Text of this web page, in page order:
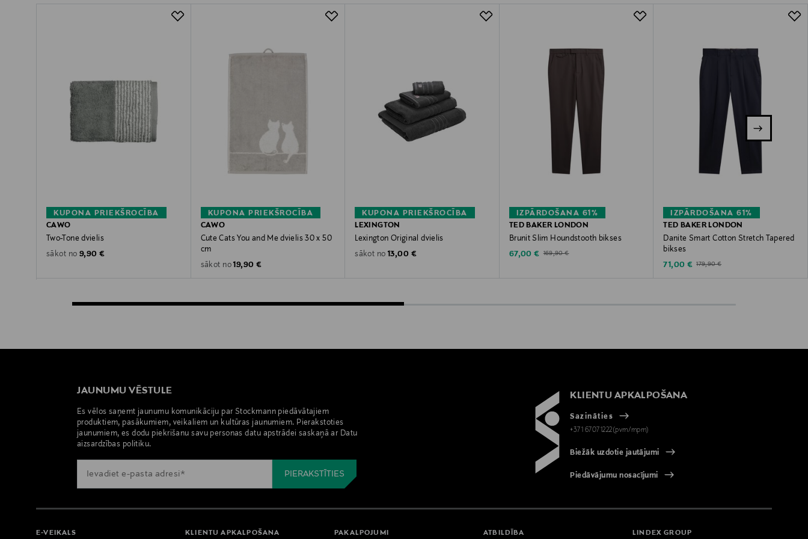
KUPONA PRIEKŠROCĪBA
CAWO
Two-Tone dvielis
sākot no Original Price
9,90 €
KUPONA PRIEKŠROCĪBA
CAWO
Cute Cats You and Me dvielis 30 x 50
cm
sākot no Original Price
19,90 €
KUPONA PRIEKŠROCĪBA
LEXINGTON
Lexington Original dvielis
sākot no Original Price
13,00 €
IZPĀRDOŠANA 61%
TED BAKER LONDON
Brunit Slim Houndstooth bikses
Discounted Price
67,00 € Original Price
169,90 €
IZPĀRDOŠANA 61%
TED BAKER LONDON
Danite Smart Cotton Stretch Tapered
bikses
Discounted Price
71,00 € Original Price
179,90 €
JAUNUMU VĒSTULE
Es vēlos saņemt jaunumu komunikāciju par Stockmann piedāvātajiem
produktiem, pasākumiem, veikaliem un kultūras jaunumiem. Pierakstoties
jaunumiem, es dodu piekrišanu savu personas datu apstrādei saskaņā ar Datu
aizsardzības politiku.
KLIENTU APKALPOŠANA
Sazināties
+371 67071222(pvm/mpm)
Biežāk uzdotie jautājumi
Piedāvājumu nosacījumi
E-VEIKALS KLIENTU APKALPOŠANA PAKALPOJUMI ATBILDĪBA LINDEX GROUP